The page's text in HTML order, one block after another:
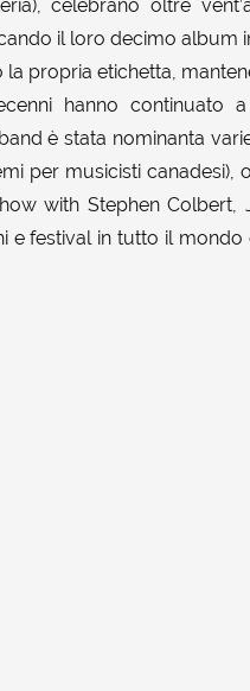
celebrano oltre
il loro decimo album
propria etichetta,
hanno continuato a
è stata nominanta
per musicisti canadesi),
with Stephen Colbert,
e festival in tutto il